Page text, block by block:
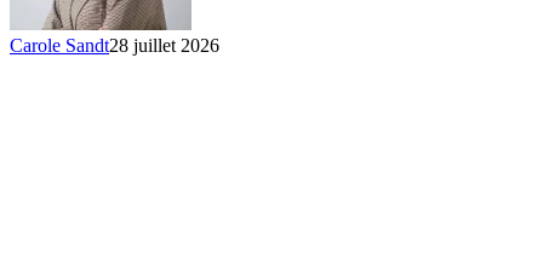
Carole Sandt28 juillet 2026